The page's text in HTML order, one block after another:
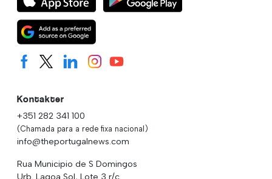
Kontakter
+351 282 341 100
(Chamada para a rede fixa nacional)
info@theportugalnews.com
Rua Municipio de S Domingos
Urb. Lagoa Sol, Lote 3 r/c